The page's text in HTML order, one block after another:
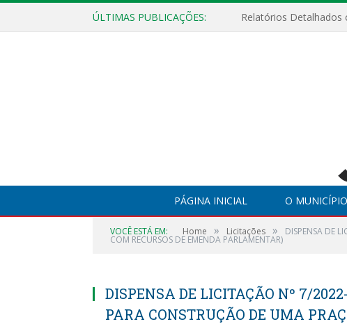
ÚLTIMAS PUBLICAÇÕES:
PÁGINA INICIAL O MUNICÍPIO
VOCÊ ESTÁ EM: Home » Licitações » DISPENSA DE
COM RECURSOS DE EMENDA PARLAMENTAR)
DISPENSA DE LICITAÇÃO Nº 7/
PARA CONSTRUÇÃO DE UMA